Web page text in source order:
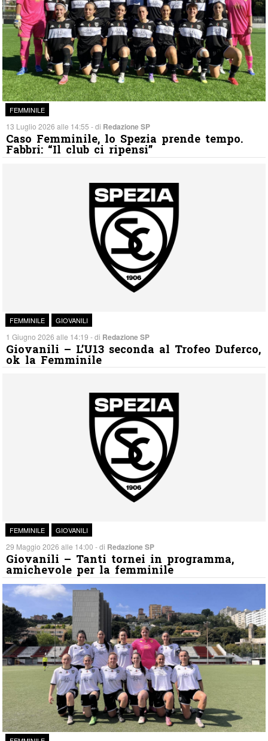
FEMMINILE
13 Luglio 2026 alle 14:55 - di Redazione SP
Caso Femminile, lo Spezia prende tempo.
Fabbri: “Il club ci ripensi”
FEMMINILE GIOVANILI
1 Giugno 2026 alle 14:19 - di Redazione SP
Giovanili – L’U13 seconda al Trofeo Duferco,
ok la Femminile
FEMMINILE GIOVANILI
29 Maggio 2026 alle 14:00 - di Redazione SP
Giovanili – Tanti tornei in programma,
amichevole per la femminile